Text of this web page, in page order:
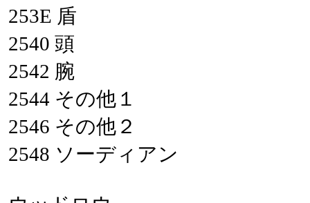
253E 盾
2540 頭
2542 腕
2544 その他１
2546 その他２
2548 ソーディアン